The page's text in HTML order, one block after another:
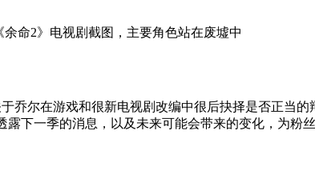
乔尔在游戏和很新电视剧改编中很后抉择是否正当的
下一季的消息，以及未来可能会带来的变化，为粉